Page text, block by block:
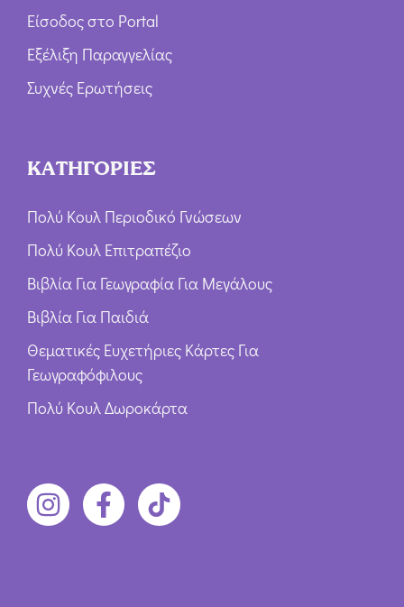
Είσοδος στο Portal
Εξέλιξη Παραγγελίας
Συχνές Ερωτήσεις
ΚΑΤΗΓΟΡΙΕΣ
Πολύ Κουλ Περιοδικό Γνώσεων
Πολύ Κουλ Επιτραπέζιο
Βιβλία Για Γεωγραφία Για Μεγάλους
Βιβλία Για Παιδιά
Θεματικές Ευχετήριες Κάρτες Για
Γεωγραφόφιλους
Πολύ Κουλ Δωροκάρτα